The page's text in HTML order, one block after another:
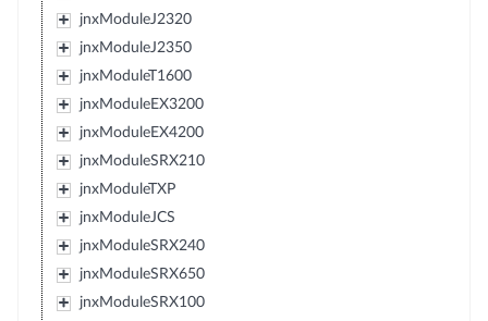
jnxModuleJ2320
jnxModuleJ2350
jnxModuleT1600
jnxModuleEX3200
jnxModuleEX4200
jnxModuleSRX210
jnxModuleTXP
jnxModuleJCS
jnxModuleSRX240
jnxModuleSRX650
jnxModuleSRX100